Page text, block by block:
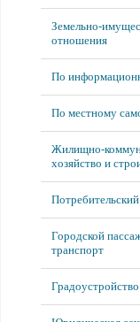
Земельно-
отношения
По
По местному
Жилищно-
хозяйство и
Городской
транспорт
Градоустройство